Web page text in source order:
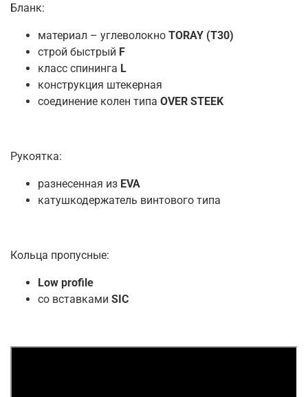
Бланк:
материал – углеволокно TORAY (T30)
строй быстрый F
класс спининга L
конструкция штекерная
соединение колен типа OVER STEEK
Рукоятка:
разнесенная из EVA
катушкодержатель винтового типа
Кольца пропусные:
Low profile
со вставками SIC